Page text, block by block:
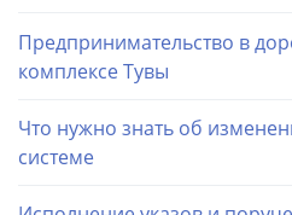
Предпринимательство в
комплексе Тувы
Что нужно знать об
системе